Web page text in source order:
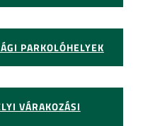
PARKOLÓHELYEK
VÁRAKOZÁSI